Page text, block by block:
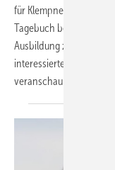
für Klempner und
Tagebuch beschreibt
Ausbildung zur
interessierten
veranschaulicht,